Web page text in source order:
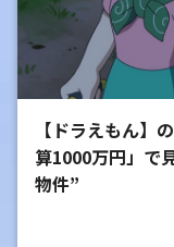
【ドラえもん】
算1000万円」で
物件”